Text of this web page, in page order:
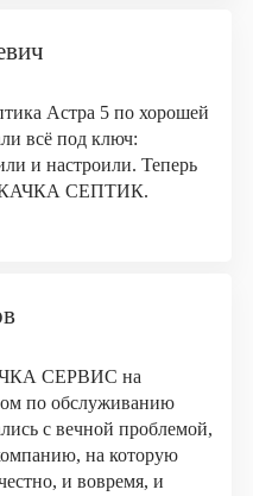
Астра 5 по хорошей
всё под ключ:
и настроили. Теперь
СЕПТИК.
СЕРВИС на
по обслуживанию
с вечной проблемой,
на которую
и вовремя, и